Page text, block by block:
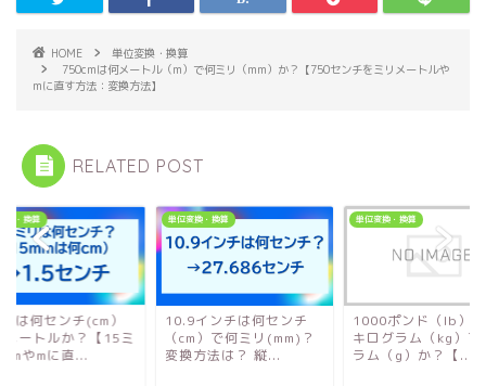
HOME
単位変換・換算
750cmは何メートル（m）で何ミリ（mm）か？【750センチをミリメートルや
mに直す方法：変換方法】
RELATED POST
換・換算
は何センチ(cm）
メートルか？【15ミ
cmやmに直...
単位変換・換算
10.9インチは何センチ
（cm）で何ミリ(mm)？
変換方法は？ 縦...
単位変換・換算
1000ポンド（lb）
キログラム（kg）で
ラム（g）か？【...